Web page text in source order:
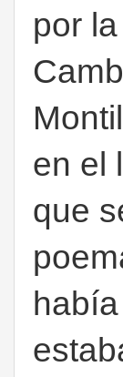
por
en el
que